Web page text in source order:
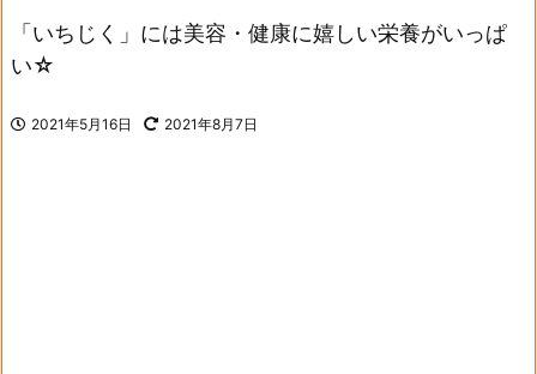
「いちじく」には美容・健康に嬉しい栄養がいっぱ
い☆
2021年5月16日 2021年8月7日